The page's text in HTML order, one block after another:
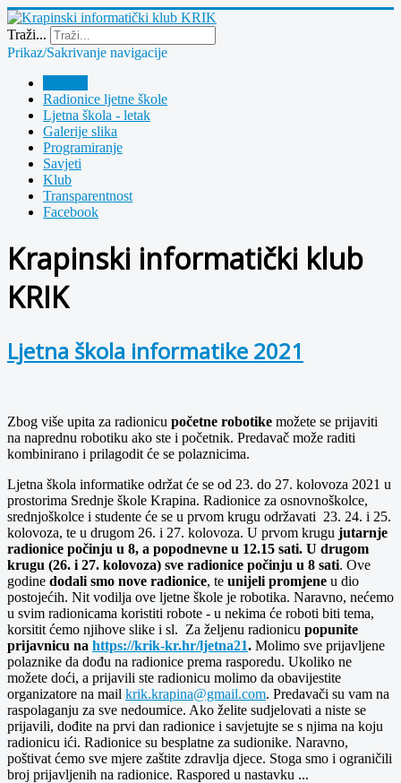
Traži...
Prikaz/Sakrivanje navigacije
Radionice ljetne škole
Ljetna škola - letak
Galerije slika
Programiranje
Savjeti
Klub
Transparentnost
Facebook
Krapinski informatički klub
KRIK
Ljetna škola informatike 2021
Zbog više upita za radionicu početne robotike možete se prijaviti
na naprednu robotiku ako ste i početnik. Predavač može raditi
kombinirano i prilagodit će se polaznicima.
Ljetna škola informatike održat će se od 23. do 27. kolovoza 2021 u
prostorima Srednje škole Krapina. Radionice za osnovnoškolce,
srednjoškolce i studente će se u prvom krugu održavati 23. 24. i 25.
kolovoza, te u drugom 26. i 27. kolovoza. U prvom krugu jutarnje
radionice počinju u 8, a popodnevne u 12.15 sati. U drugom
krugu (26. i 27. kolovoza) sve radionice počinju u 8 sati. Ove
godine dodali smo nove radionice, te unijeli promjene u dio
postojećih. Nit vodilja ove ljetne škole je robotika. Naravno, nećemo
u svim radionicama koristiti robote - u nekima će roboti biti tema,
korsitit ćemo njihove slike i sl. Za željenu radionicu popunite
prijavnicu na https://krik-kr.hr/ljetna21. Molimo sve prijavljene
polaznike da dođu na radionice prema rasporedu. Ukoliko ne
možete doći, a prijavili ste radionicu molimo da obavijestite
organizatore na mail krik.krapina@gmail.com. Predavači su vam na
raspolaganju za sve nedoumice. Ako želite sudjelovati a niste se
prijavili, dođite na prvi dan radionice i savjetujte se s njima na koju
radionicu ići. Radionice su besplatne za sudionike. Naravno,
poštivat ćemo sve mjere zaštite zdravlja djece. Stoga smo i ograničili
broj prijavljenih na radionice. Raspored u nastavku ...
Year
Month
Year
Month